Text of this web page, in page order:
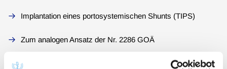
Implantation eines portosystemischen Shunts (TIPS)
Zum analogen Ansatz der Nr. 2286 GOÄ
Zum analogen Ansatz der Nr. 2442 GOÄ